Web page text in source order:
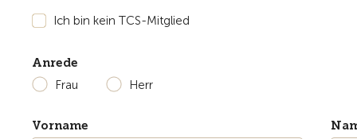
Ich bin kein TCS-Mitglied
Anrede
Frau
Herr
Vorname